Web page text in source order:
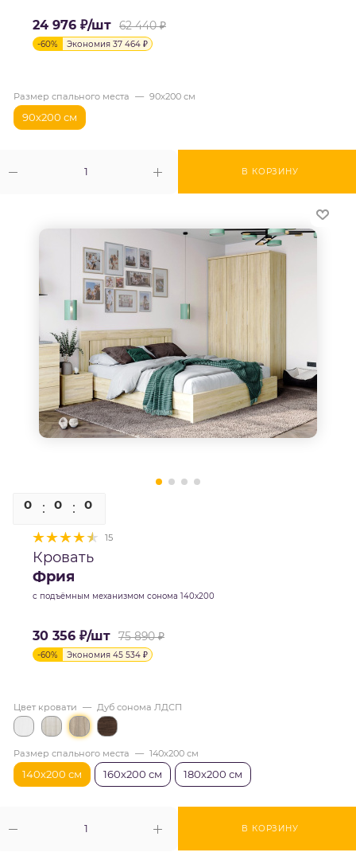
24 976 ₽/шт 62 440₽
-60% Экономия 37 464 ₽
В КОРЗИНУ
Размер спального места — 90х200 см
90х200 см
0 0 0
15
Кровать
Фрия
с подъёмным механизмом сонома 140х200
30 356 ₽/шт 75 890₽
-60% Экономия 45 534 ₽
В КОРЗИНУ
Цвет кровати — Дуб сонома ЛДСП
Размер спального места — 140х200 см
140х200 см 160х200 см 180х200 см